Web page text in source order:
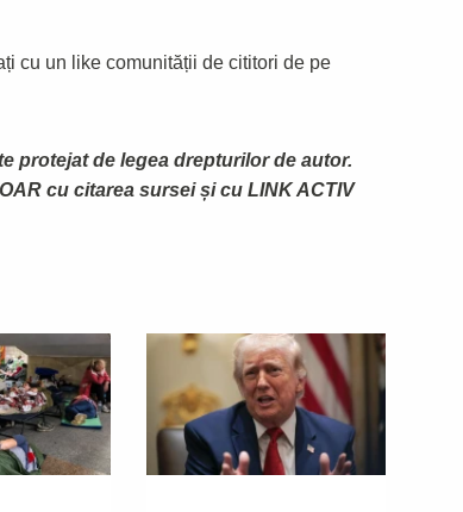
cu un like comunității de cititori de pe
protejat de legea drepturilor de autor.
cu citarea sursei și cu LINK ACTIV